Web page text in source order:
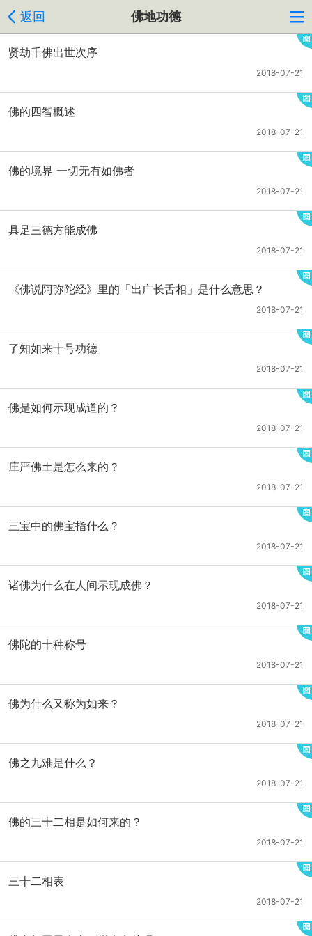
返回 佛地功德
贤劫千佛出世次序
2018-07-21
佛的四智概述
2018-07-21
佛的境界 一切无有如佛者
2018-07-21
具足三德方能成佛
2018-07-21
《佛说阿弥陀经》里的「出广长舌相」是什么意思？
2018-07-21
了知如来十号功德
2018-07-21
佛是如何示现成道的？
2018-07-21
庄严佛土是怎么来的？
2018-07-21
三宝中的佛宝指什么？
2018-07-21
诸佛为什么在人间示现成佛？
2018-07-21
佛陀的十种称号
2018-07-21
佛为什么又称为如来？
2018-07-21
佛之九难是什么？
2018-07-21
佛的三十二相是如何来的？
2018-07-21
三十二相表
2018-07-21